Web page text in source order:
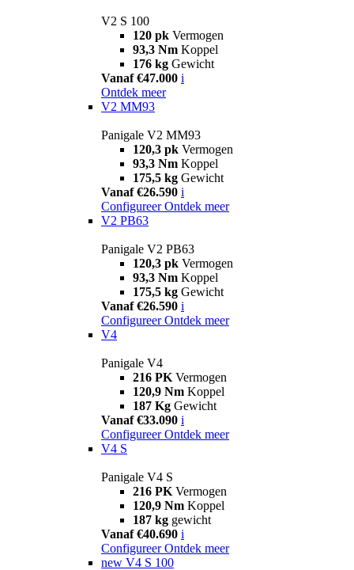
V2 S 100
120 pk Vermogen
93,3 Nm Koppel
176 kg Gewicht
Vanaf €47.000 i
Ontdek meer
V2 MM93
Panigale V2 MM93
120,3 pk Vermogen
93,3 Nm Koppel
175,5 kg Gewicht
Vanaf €26.590 i
Configureer Ontdek meer
V2 PB63
Panigale V2 PB63
120,3 pk Vermogen
93,3 Nm Koppel
175,5 kg Gewicht
Vanaf €26.590 i
Configureer Ontdek meer
V4
Panigale V4
216 PK Vermogen
120,9 Nm Koppel
187 Kg Gewicht
Vanaf €33.090 i
Configureer Ontdek meer
V4 S
Panigale V4 S
216 PK Vermogen
120,9 Nm Koppel
187 kg gewicht
Vanaf €40.690 i
Configureer Ontdek meer
new V4 S 100